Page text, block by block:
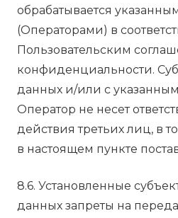
обрабатывается
(Операторами) в
Пользовательским
конфиденциальности.
данных и/или с
Оператор не несет
действия третьих лиц, в
в настоящем пункте
8.6. Установленные
данных запреты на